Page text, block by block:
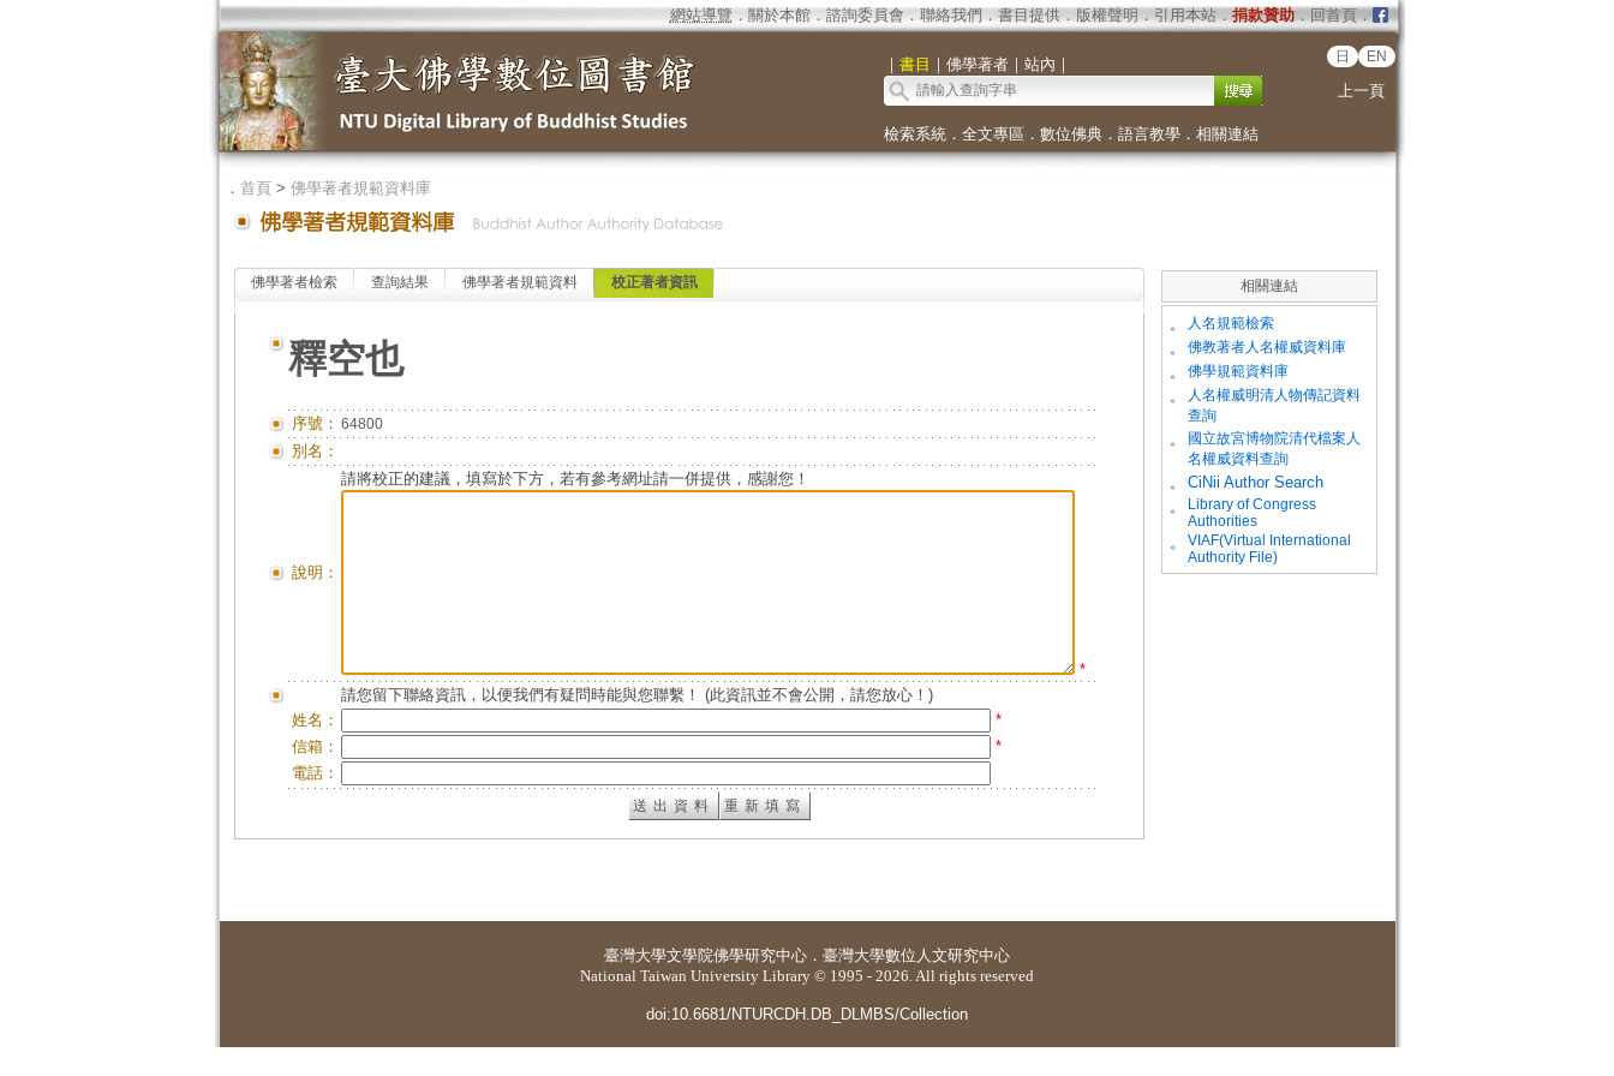
網站導覽 ． 關於本館． 諮詢委員會． 聯絡我們 ． 書目提供． 版權聲明 ． 引用本站． 捐款贊助．回首頁．
｜ 書目 ｜ 佛學著者｜ 站內 ｜ 日 EN
上一頁
檢索系統． 全文專區 ． 數位佛典． 語言教學． 相關連結
． 首頁> 佛學著者規範資料庫
佛學著者檢索 查詢結果 佛學著者規範資料 校正著者資訊
釋空也
序號： 64800
別名：
說明：
請將校正的建議，填寫於下方，若有參考網址請一併提供，感謝您！
*
請您留下聯絡資訊，以便我們有疑問時能與您聯繫！ (此資訊並不會公開，請您放心！)
姓名：
*
信箱：
*
電話：
相關連結
。 人名規範檢索
。 佛教著者人名權威資料庫
。 佛學規範資料庫
。
人名權威明清人物傳記資料
查詢
。
國立故宮博物院清代檔案人
名權威資料查詢
。
CiNii Author Search
。
Library of Congress
Authorities
。
VIAF(Virtual International
Authority File)
臺灣大學文學院佛學研究中心 ． 臺灣大學數位人文研究中心
National Taiwan University Library © 1995 - 2026. All rights reserved
doi:10.6681/NTURCDH.DB_DLMBS/Collection